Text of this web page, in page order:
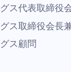
ス代表取締役
ス取締役会長
ス顧問